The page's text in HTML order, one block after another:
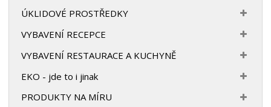
ÚKLIDOVÉ PROSTŘEDKY
VYBAVENÍ RECEPCE
VYBAVENÍ RESTAURACE A KUCHYNĚ
EKO - jde to i jinak
PRODUKTY NA MÍRU